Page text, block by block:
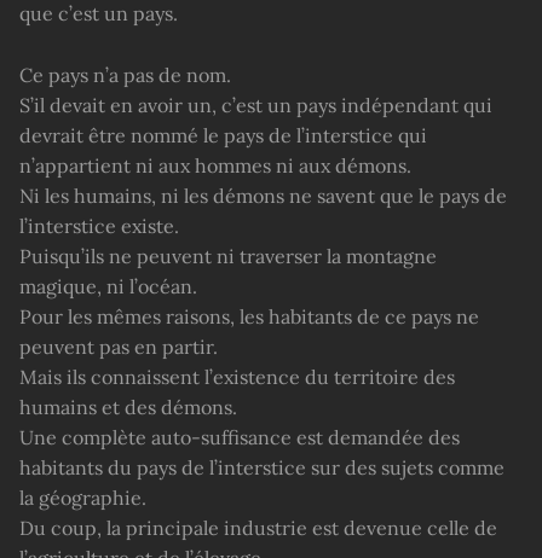
que c’est un pays.
Ce pays n’a pas de nom.
S’il devait en avoir un, c’est un pays indépendant qui
devrait être nommé le pays de l’interstice qui
n’appartient ni aux hommes ni aux démons.
Ni les humains, ni les démons ne savent que le pays de
l’interstice existe.
Puisqu’ils ne peuvent ni traverser la montagne
magique, ni l’océan.
Pour les mêmes raisons, les habitants de ce pays ne
peuvent pas en partir.
Mais ils connaissent l’existence du territoire des
humains et des démons.
Une complète auto-suffisance est demandée des
habitants du pays de l’interstice sur des sujets comme
la géographie.
Du coup, la principale industrie est devenue celle de